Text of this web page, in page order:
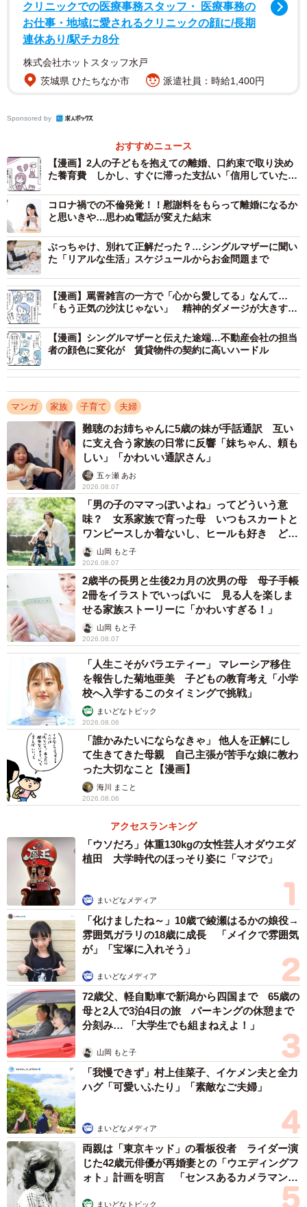
「この問題が終わったら払うから」とお金を貸してほしい
との一点張りでした。Hさんは子どもの教育費や生活費にお
裕はないと伝えると、元夫は「慰謝料を請求されているか
ら、助けてほしい」と、これまでの経緯について話し出し
慰謝料を請求された理由は、不倫でした。既婚者の20代の
女性と不倫関係になり、女性は妊娠し離婚をしないまま、
元夫と暮らすようになり出産したそうです。その結果、女
性の夫が裁判で両者を訴え、離婚を含め子どものDNA鑑定
などが必要な状況だと淡々と話す元夫に、Hさんはあきれて
言葉も出ませんでした。
父親の状況を知った子どもの反応
Hさんは元夫に、「子どもたちの父親であるにもかかわら
ず、離婚後子どもたちのために何もしない自分の行動を今
一度考えてほしい」と伝え、お金は貸せないと断りまし
た。
その電話を聞いていたHさんの次男にあたる高校生のYさん
は、あぜんとした表情を浮かべたあと笑っていました。翌
日、HさんがYさんの様子を気にしていたとき、Yさんの携
帯電話に元夫から電話がかかってきたのです。「おう、久
しぶり！ちょっとやらかしちゃってさ…、Yからお母さんを
説得してもらえないか」と。Yさんは「それは無理」と答
え、電話を切りました。
Yさんの一言がきっかけで元夫からお金を貸してほしいとい
う電話はなくなりました。これまで頑張って子どもを育て
ていかなければ！と思っていたHさんですが、今回の件で自
分より冷静に対応していたYさんに頼もしさを感じ、予期せ
ぬ夫からの電話でより家族の絆が深まったように感じたそ
うです。
クリニックでの医療事務スタッフ・ 医療事務の
お仕事・地域に愛されるクリニックの顔に/長期
連休あり/駅チカ8分
株式会社ホットスタッフ水戸
茨城県 ひたちなか市
派遣社員：時給1,400円
Sponsored by
おすすめニュース
【漫画】2人の子どもを抱えての離婚、口約束で取り決め
た養育費 しかし、すぐに滞った支払い「信用していたの
コロナ禍での不倫発覚！！慰謝料をもらって離婚になるか
と思いきや…思わぬ電話が変えた結末
ぶっちゃけ、別れて正解だった？…シングルマザーに聞い
た「リアルな生活」スケジュールからお金問題まで
【漫画】罵詈雑言の一方で「心から愛してる」なんて…
「もう正気の沙汰じゃない」 精神的ダメージが大きすぎ
【漫画】シングルマザーと伝えた途端…不動産会社の担当
者の顔色に変化が 賃貸物件の契約に高いハードル
マンガ 家族 子育て 夫婦
難聴のお姉ちゃんに5歳の妹が手話通訳 互い
に支え合う家族の日常に反響「妹ちゃん、頼も
しい」「かわいい通訳さん」
五ヶ瀬 あお
2026.08.07
「男の子のママっぽいよね」ってどういう意
味？ 女系家族で育った母 いつもスカートと
ワンピースしか着ないし、ヒールも好き どの
へんが…
山岡 もと子
2026.08.07
2歳半の長男と生後2カ月の次男の母 母子手帳
2冊をイラストでいっぱいに 見る人を楽しま
せる家族ストーリーに「かわいすぎる！」
山岡 もと子
2026.08.07
「人生こそがバラエティー」 マレーシア移住
を報告した菊地亜美 子どもの教育考え「小学
校へ入学するこのタイミングで挑戦」
まいどなトピック
2026.08.06
「誰かみたいにならなきゃ」 他人を正解にし
て生きてきた母親 自己主張が苦手な娘に教わ
った大切なこと【漫画】
海川 まこと
2026.08.06
アクセスランキング
「ウソだろ」体重130kgの女性芸人オダウエダ
植田 大学時代のほっそり姿に「マジで」
まいどなメディア
「化けましたね～」10歳で綾瀬はるかの娘役→
雰囲気ガラリの18歳に成長 「メイクで雰囲気
が」「宝塚に入れそう」
まいどなメディア
72歳父、軽自動車で新潟から四国まで 65歳の
母と2人で3泊4日の旅 パーキングの休憩まで
分刻み… 「大学生でも組まねえよ！」
山岡 もと子
「我慢できず」村上佳菜子、イケメン夫と全力
ハグ「可愛いふたり」「素敵なご夫婦」
まいどなメディア
両親は「東京キッド」の看板役者 ライダー演
じた42歳元俳優が再婚妻との「ウエディングフ
ォト」計画を明言 「センスあるカメラマン求
まいどなトピック